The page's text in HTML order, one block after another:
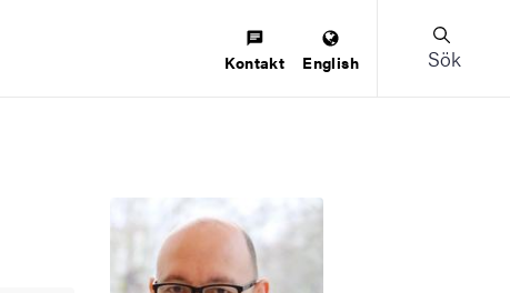
Kontakt English Sök